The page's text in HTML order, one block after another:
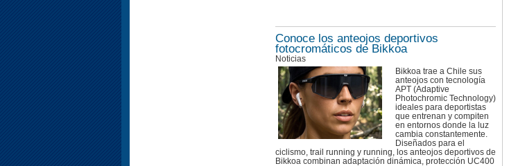
Conoce los anteojos deportivos
fotocromáticos de Bikkoa
Noticias
Bikkoa trae a Chile sus
anteojos con tecnología
APT (Adaptive
Photochromic Technology)
ideales para deportistas
que entrenan y compiten
en entornos donde la luz
cambia constantemente.
Diseñados para el
ciclismo, trail running y running, los anteojos deportivos de
Bikkoa combinan adaptación dinámica, protección UC400